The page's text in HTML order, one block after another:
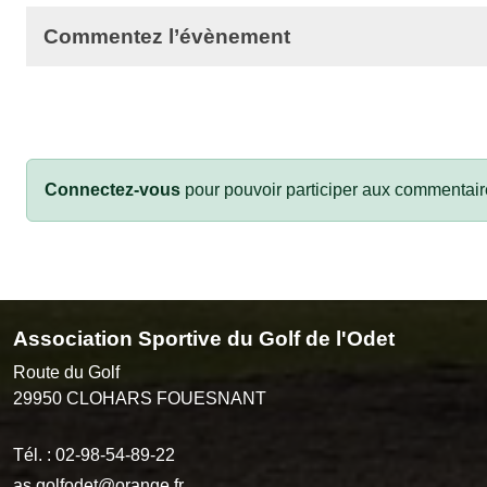
Commentez l’évènement
Connectez-vous pour pouvoir participer aux
Association Sportive du Golf de l'Odet
Route du Golf
29950 CLOHARS FOUESNANT
Tél. : 02-98-54-89-22